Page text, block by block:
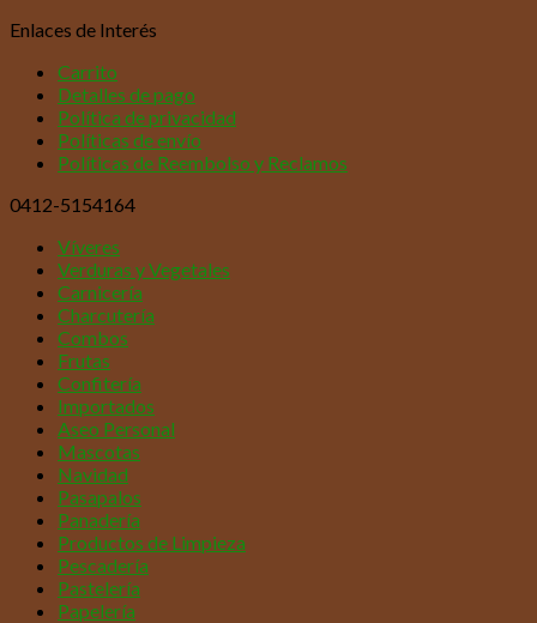
Enlaces de Interés
Carrito
Detalles de pago
Política de privacidad
Políticas de envío
Políticas de Reembolso y Reclamos
0412-5154164
Víveres
Verduras y Vegetales
Carnicería
Charcutería
Combos
Frutas
Confitería
Importados
Aseo Personal
Mascotas
Navidad
Pasapalos
Panadería
Productos de Limpieza
Pescadería
Pastelería
Papelería